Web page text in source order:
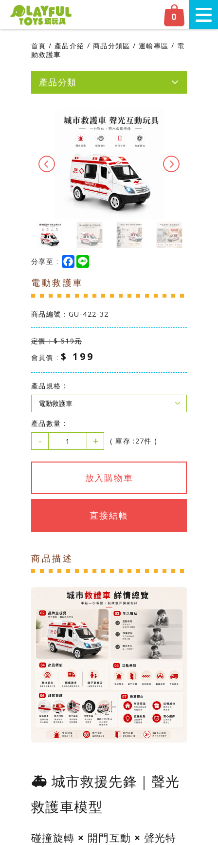
Playful Toys 頑‧玩具
切
0
首頁 產品介紹 商品分類區 運輸專區
電
動救護車
產品分類
新品上市
磁力片專區
嬰幼兒專區
學齡前專區
台灣製造專區
學校幼教專區
Previous
分享至 :
F
a
e
b
o
k
電動救護車
商品編號： GU-422-32
定價 : $ 519元
會員價 :$ 199
產品規格 :
產品數量 :
- + ( 庫存 :27件 )
放入購物車
直接結帳
商品描述
🚑 城市救援先鋒｜聲光
救護車模型
碰撞旋轉 × 開門互動 × 聲光特